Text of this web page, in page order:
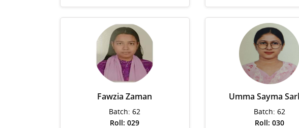
Fawzia Zaman
Batch: 62
Roll: 029
Umma Sayma
Batch: 62
Roll: 030